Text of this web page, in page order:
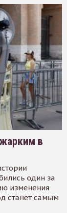
в
один за
изменения
станет самым